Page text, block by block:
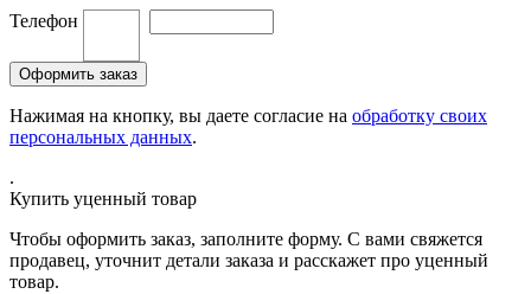
Телефон
Нажимая на кнопку, вы даете согласие на обработку своих
персональных данных.
.
Купить уценный товар
Чтобы оформить заказ, заполните форму. С вами свяжется
продавец, уточнит детали заказа и расскажет про уценный
товар.